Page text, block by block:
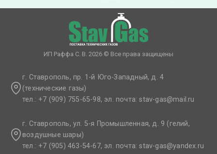
ИП Раффа С. В. 2026 © Все права защищены
г. Ставрополь, пр. 1-й Юго-Западный, д. 4
(технические газы)
тел.: +7 (909) 755-65-98, эл. почта: stav-gas@mail.ru​
г. Ставрополь, ул. 5-я Промышленная, д. 9 (гелий,
воздушные шары)
тел.: +7 (905) 463-54-67, эл. почта: stav-gas@yandex.ru​